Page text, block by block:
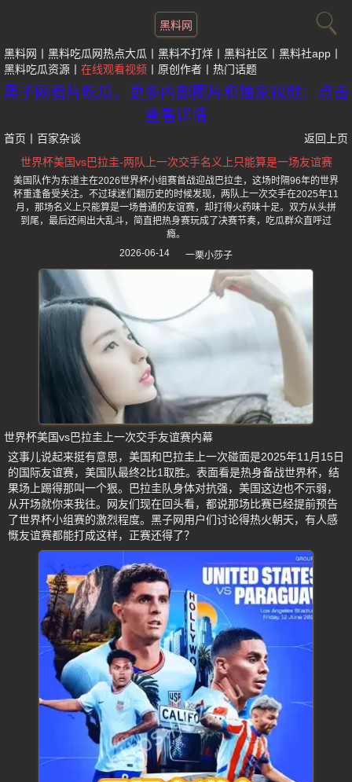
黑料网
黑料网 黑料吃瓜网热点大瓜 黑料不打烊 黑料社区
黑料社app
黑料吃瓜资源
在线观看视频 原创作者 热门话题
黑子网看片吃瓜，更多内部图片和独家视频：点击
查看详情
首页 百家杂谈
返回上页
世界杯美国vs巴拉圭-两队上一次交手名义上只能算是一场友谊赛
美国队作为东道主在2026世界杯小组赛首战迎战巴拉圭，这场时隔96年的世界
杯重逢备受关注。不过球迷们翻历史的时候发现，两队上一次交手在2025年11
月，那场名义上只能算是一场普通的友谊赛，却打得火药味十足。双方从头拼
到尾，最后还闹出大乱斗，简直把热身赛玩成了决赛节奏，吃瓜群众直呼过
瘾。
2026-06-14
一栗小莎子
世界杯美国vs巴拉圭上一次交手友谊赛内幕
这事儿说起来挺有意思，美国和巴拉圭上一次碰面是2025年11月15日
的国际友谊赛，美国队最终2比1取胜。表面看是热身备战世界杯，结
果场上踢得那叫一个狠。巴拉圭队身体对抗强，美国这边也不示弱，
从开场就你来我往。网友们现在回头看，都说那场比赛已经提前预告
了世界杯小组赛的激烈程度。黑子网用户们讨论得热火朝天，有人感
慨友谊赛都能打成这样，正赛还得了？